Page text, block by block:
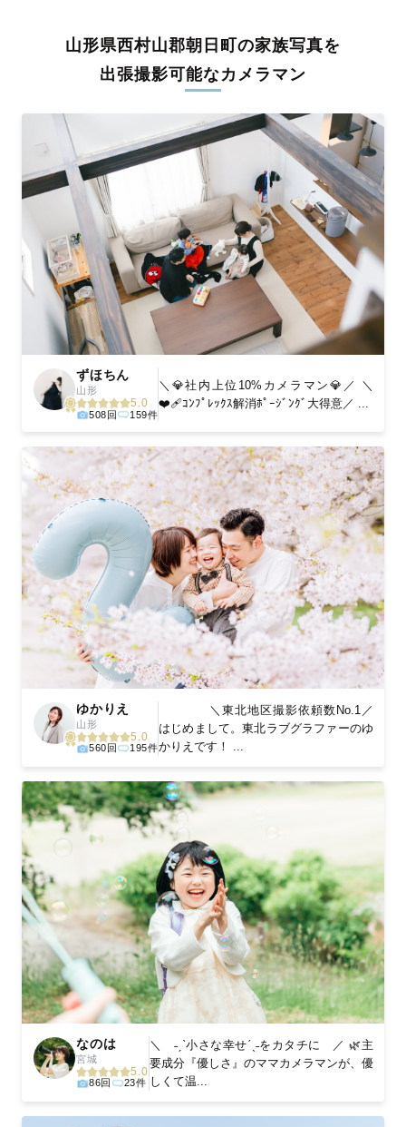
料金は全国どこでも一律。わかりやすく安心の価格設定です。オ
リジナルの研修と厳正な審査に合格し、撮影技術やホスピタリテ
ィを身につけたプロのカメラマンが全国47都道府県に在籍してい
験をお届けします。
丁寧なレタッチで思い出を美しく仕上げます
撮影後は、独自の編集技術で写真の明るさや色合いを丁寧に調
整。自然な雰囲気を残しつつも、おしゃれで洗練された仕上がり
に。きっと「こんな写真を撮ってほしかった！」と思える一枚に
出会えます。まずは、ラブグラフの撮影事例をご覧ください。
山形県西村山郡朝日町の家族写真を
出張撮影可能なカメラマン
ずほちん
山形
5.0
508回 159件
＼💎社内上位10%カメラマン💎／ ＼
❤️‍🩹ｺﾝﾌﾟﾚｯｸｽ解消ﾎﾟｰｼﾞﾝｸﾞ大得意／ ...
ゆかりえ
山形
5.0
560回 195件
＼東北地区撮影依頼数No.1／
はじめまして。東北ラブグラファーのゆ
かりえです！ ...
なのは
宮城
5.0
86回 23件
＼ ˗ˏˋ小さな幸せˊˎ˗をカタチに ／ 🌿主
要成分『優しさ』のママカメラマンが、優
しくて温...